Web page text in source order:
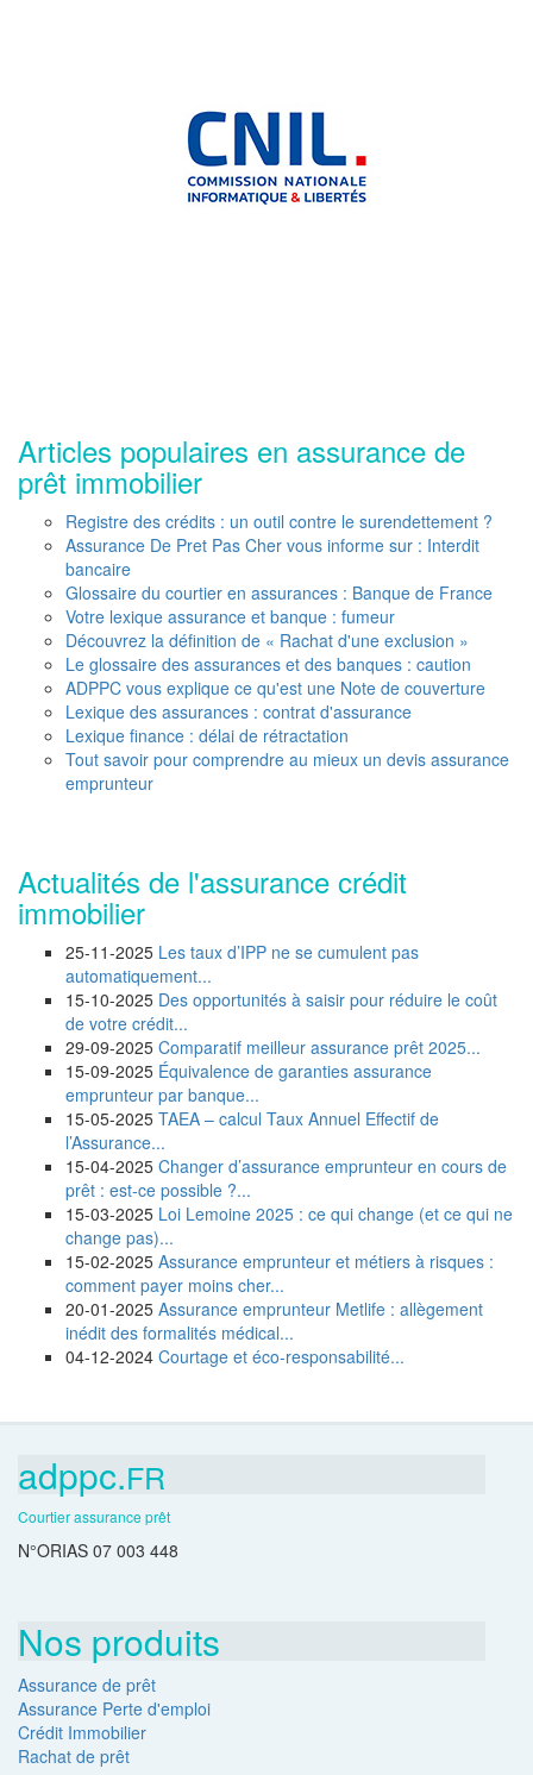
Articles populaires en assurance de
prêt immobilier
Registre des crédits : un outil contre le surendettement ?
Assurance De Pret Pas Cher vous informe sur : Interdit
bancaire
Glossaire du courtier en assurances : Banque de France
Votre lexique assurance et banque : fumeur
Découvrez la définition de « Rachat d'une exclusion »
Le glossaire des assurances et des banques : caution
ADPPC vous explique ce qu'est une Note de couverture
Lexique des assurances : contrat d'assurance
Lexique finance : délai de rétractation
Tout savoir pour comprendre au mieux un devis assurance
emprunteur
Actualités de l'assurance crédit
immobilier
25-11-2025 Les taux d’IPP ne se cumulent pas
automatiquement...
15-10-2025 Des opportunités à saisir pour réduire le coût
de votre crédit...
29-09-2025 Comparatif meilleur assurance prêt 2025...
15-09-2025 Équivalence de garanties assurance
emprunteur par banque...
15-05-2025 TAEA – calcul Taux Annuel Effectif de
l’Assurance...
15-04-2025 Changer d’assurance emprunteur en cours de
prêt : est-ce possible ?...
15-03-2025 Loi Lemoine 2025 : ce qui change (et ce qui ne
change pas)...
15-02-2025 Assurance emprunteur et métiers à risques :
comment payer moins cher...
20-01-2025 Assurance emprunteur Metlife : allègement
inédit des formalités médical...
04-12-2024 Courtage et éco-responsabilité...
adppc.FR
Courtier assurance prêt
N°ORIAS 07 003 448
Nos produits
Assurance de prêt
Assurance Perte d'emploi
Crédit Immobilier
Rachat de prêt